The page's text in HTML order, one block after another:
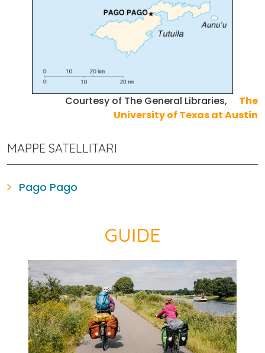
Courtesy of The General Libraries,
The
University of Texas at Austin
MAPPE SATELLITARI
Pago Pago
GUIDE